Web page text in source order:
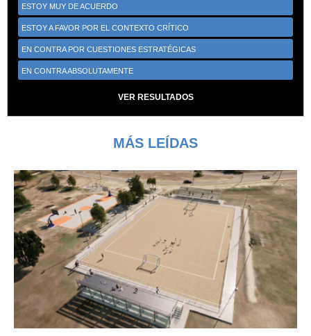
ESTOY MUY DE ACUERDO
ESTOY A FAVOR POR EL CONTEXTO CRÍTICO
EN CONTRA POR CUESTIONES ESTRATÉGICAS
EN CONTRA ABSOLUTAMENTE
VER RESULTADOS
MÁS LEÍDAS